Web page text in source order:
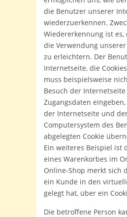
die Benutzer unserer
wiederzuerkennen.
Wiedererkennung ist es,
die Verwendung
zu erleichtern. Der
Internetseite, die
muss beispielsweise
Besuch der
Zugangsdaten
der Internetseite und
Computersystem des
abgelegten Cookie
Ein weiteres Beispiel ist
eines Warenkorbes im
Online-Shop merkt sich
ein Kunde in den
gelegt hat, über ein
Die betroffene Person